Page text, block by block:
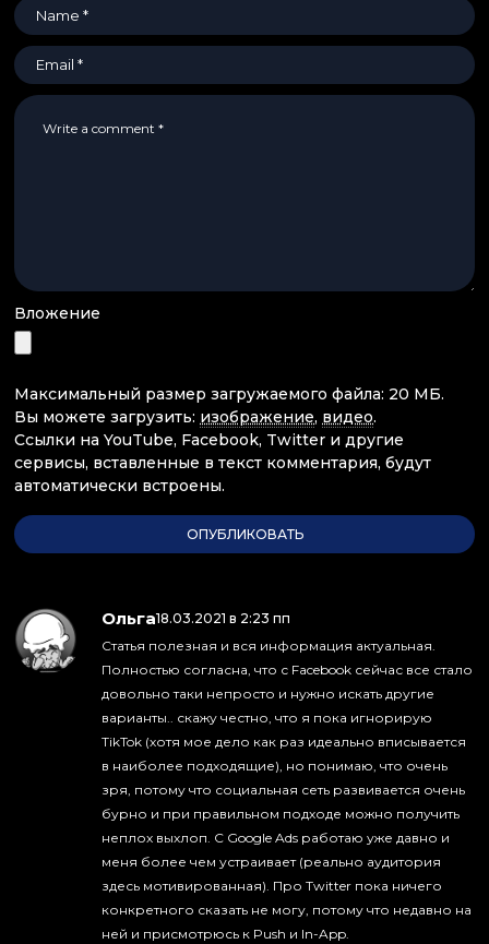
Вложение
Максимальный размер загружаемого файла: 20 МБ.
Вы можете загрузить: изображение, видео.
Ссылки на YouTube, Facebook, Twitter и другие
сервисы, вставленные в текст комментария, будут
автоматически встроены.
Ольга:18.03.2021 в 2:23 пп
Статья полезная и вся информация актуальная.
Полностью согласна, что с Facebook сейчас все стало
довольно таки непросто и нужно искать другие
варианты.. скажу честно, что я пока игнорирую
TikTok (хотя мое дело как раз идеально вписывается
в наиболее подходящие), но понимаю, что очень
зря, потому что социальная сеть развивается очень
бурно и при правильном подходе можно получить
неплох выхлоп. С Google Ads работаю уже давно и
меня более чем устраивает (реально аудитория
здесь мотивированная). Про Twitter пока ничего
конкретного сказать не могу, потому что недавно на
ней и присмотрюсь к Push и In-App.